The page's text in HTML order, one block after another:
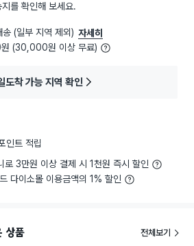
를 확인해 보세요.
(일부 지역 제외) 자세히
(30,000원 이상 무료)
도착 가능 지역 확인
인트 적립
로 3만원 이상 결제 시 1천원 즉시 할인
다이소몰 이용금액의 1% 할인
상품 전체보기